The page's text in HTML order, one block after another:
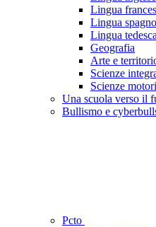
Lingua
Lingua
Lingua tedesca
Geografia
Arte e
Scienze
Scienze
Una scuola verso il
Bullismo e
Pcto